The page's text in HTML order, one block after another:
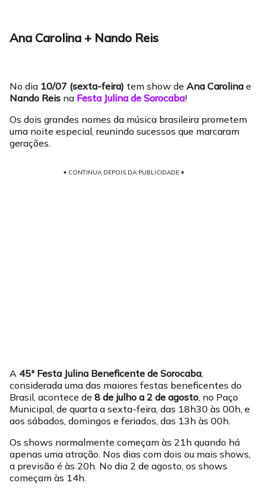
Ana Carolina + Nando Reis
No dia 10/07 (sexta-feira) tem show de Ana Carolina e
Nando Reis na Festa Julina de Sorocaba!
Os dois grandes nomes da música brasileira prometem
uma noite especial, reunindo sucessos que marcaram
gerações.
▾ CONTINUA DEPOIS DA PUBLICIDADE ▾
A 45ª Festa Julina Beneficente de Sorocaba,
considerada uma das maiores festas beneficentes do
Brasil, acontece de 8 de julho a 2 de agosto, no Paço
Municipal, de quarta a sexta-feira, das 18h30 às 00h, e
aos sábados, domingos e feriados, das 13h às 00h.
Os shows normalmente começam às 21h quando há
apenas uma atração. Nos dias com dois ou mais shows,
a previsão é às 20h. No dia 2 de agosto, os shows
começam às 14h.